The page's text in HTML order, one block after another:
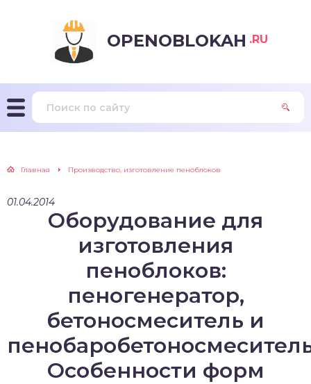
OPENOBLOKAH .RU
Главная Производство, изготовление пеноблоков
01.04.2014
Оборудование для
изготовления
пеноблоков:
пеногенератор,
бетоносмеситель и
Особенности форм